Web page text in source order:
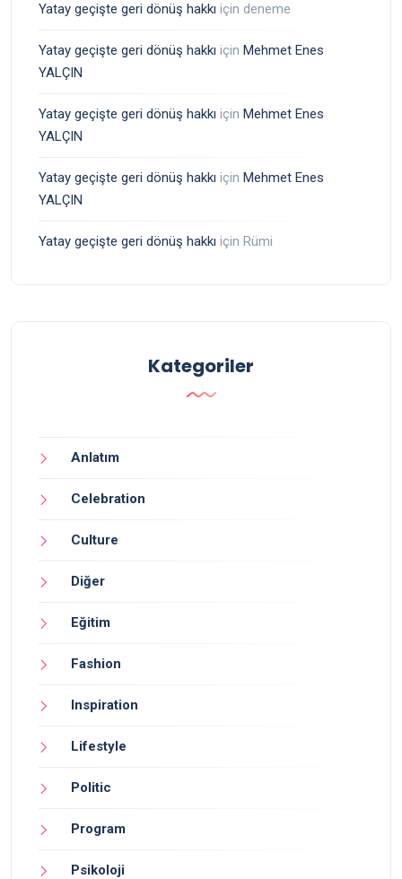
Yatay geçişte geri dönüş hakkı için deneme
Yatay geçişte geri dönüş hakkı için Mehmet Enes
YALÇIN
Yatay geçişte geri dönüş hakkı için Mehmet Enes
YALÇIN
Yatay geçişte geri dönüş hakkı için Mehmet Enes
YALÇIN
Yatay geçişte geri dönüş hakkı için Rümi
Kategoriler
Anlatım
Celebration
Culture
Diğer
Eğitim
Fashion
Inspiration
Lifestyle
Politic
Program
Psikoloji